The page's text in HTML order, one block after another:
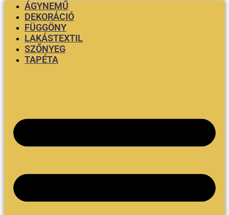
ÁGYNEMŰ
DEKORÁCIÓ
FÜGGÖNY
LAKÁSTEXTIL
SZŐNYEG
TAPÉTA